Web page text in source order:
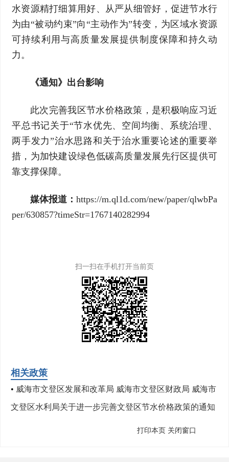
水资源精打细算用好、从严从细管好，促进节水行
为由“被动约束”向“主动作为”转变，为区域水资源
可持续利用与高质量发展提供制度保障和持久动
力。
《通知》出台影响
此次完善我区节水价格政策，是积极响应习近
平总书记关于“节水优先、空间均衡、系统治理、
两手发力”治水思路和关于治水重要论述的重要举
措，为加快建设绿色低碳高质量发展先行区提供可
靠支撑保障。
媒体报道 ： https://m.ql1d.com/new/paper/qlwbPa
per/630857?timeStr=1767140282994
扫一扫在手机打开当前页
相关政策
• 威海市文登区发展和改革局 威海市文登区财政局 威海市
文登区水利局关于进一步完善文登区节水价格政策的通知
打印本页 关闭窗口